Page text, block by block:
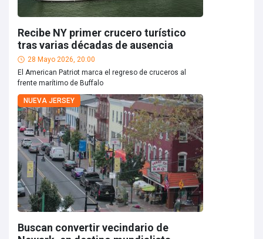
Recibe NY primer crucero turístico
tras varias décadas de ausencia
28 Mayo 2026, 20:00
El American Patriot marca el regreso de cruceros al
frente marítimo de Buffalo
NUEVA JERSEY
Buscan convertir vecindario de